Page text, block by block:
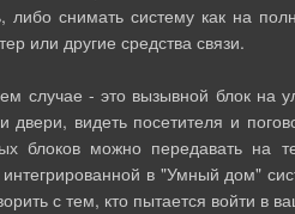
снимать систему как на
или другие средства связи.
- это вызывной блок на
двери, видеть посетителя и
блоков можно передавать на
интегрированной в "Умный дом"
с тем, кто пытается войти в